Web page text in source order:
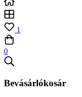
1
0
Bevásárlókosár